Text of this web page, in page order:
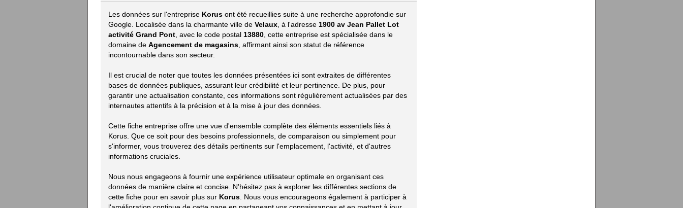
Les données sur l'entreprise Korus ont été recueillies suite à une recherche approfondie sur
Google. Localisée dans la charmante ville de Velaux , à l'adresse 1900 av Jean Pallet Lot
activité Grand Pont , avec le code postal 13880 , cette entreprise est spécialisée dans le
domaine de Agencement de magasins , affirmant ainsi son statut de référence
incontournable dans son secteur.
Il est crucial de noter que toutes les données présentées ici sont extraites de différentes
bases de données publiques, assurant leur crédibilité et leur pertinence. De plus, pour
garantir une actualisation constante, ces informations sont régulièrement actualisées par des
internautes attentifs à la précision et à la mise à jour des données.
Cette fiche entreprise offre une vue d'ensemble complète des éléments essentiels liés à
Korus. Que ce soit pour des besoins professionnels, de comparaison ou simplement pour
s'informer, vous trouverez des détails pertinents sur l'emplacement, l'activité, et d'autres
informations cruciales.
Nous nous engageons à fournir une expérience utilisateur optimale en organisant ces
données de manière claire et concise. N'hésitez pas à explorer les différentes sections de
cette fiche pour en savoir plus sur Korus . Nous vous encourageons également à participer à